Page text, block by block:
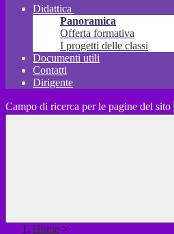
Didattica
Panoramica
Offerta formativa
I progetti delle classi
Documenti utili
Contatti
Dirigente
Campo di ricerca per le pagine del sito
Home >